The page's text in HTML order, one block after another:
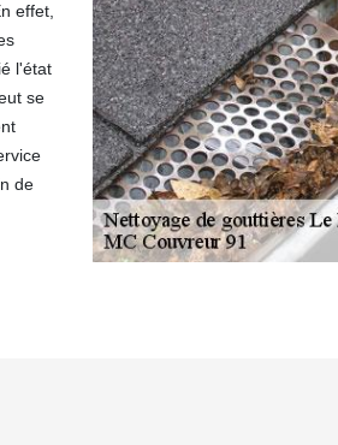
effet,
l'état
se
de